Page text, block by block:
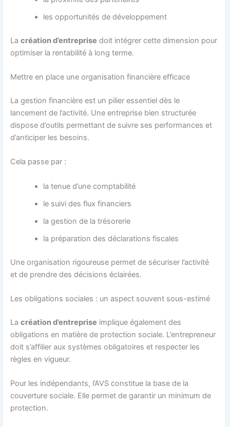
les opportunités de développement
Lacréation d’entreprise doit intégrer cette dimension pour
optimiser la rentabilité à long terme.
Mettre en place une organisation financière efficace
La gestion financière est un pilier essentiel dès le
lancement de l’activité. Une entreprise bien structurée
dispose d’outils permettant de suivre ses performances et
d’anticiper les besoins.
Cela passe par :
la tenue d’une comptabilité
le suivi des flux financiers
la gestion de la trésorerie
la préparation des déclarations fiscales
Une organisation rigoureuse permet de sécuriser l’activité
et de prendre des décisions éclairées.
Les obligations sociales : un aspect souvent sous-estimé
Lacréation d’entreprise implique également des
obligations en matière de protection sociale. L’entrepreneur
doit s’affilier aux systèmes obligatoires et respecter les
règles en vigueur.
Pour les indépendants, l’AVS constitue la base de la
couverture sociale. Elle permet de garantir un minimum de
protection.